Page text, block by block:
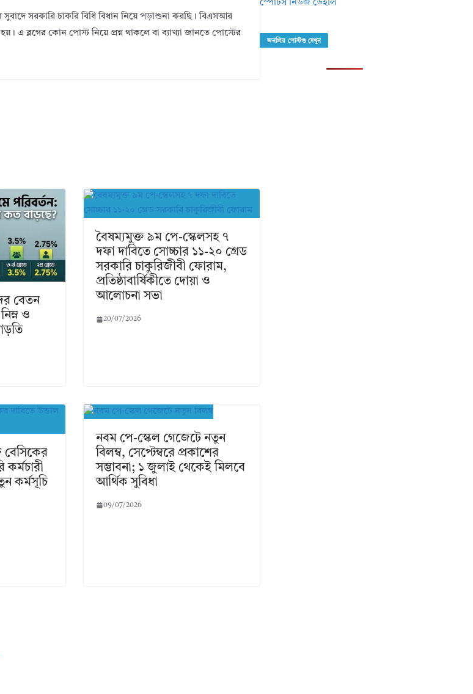
সরকারি চাকরি বিধি বিধান নিয়ে পড়াশুনা করছি। বিএসআর
এ ব্লগের কোন পোস্ট নিয়ে প্রশ্ন থাকলে বা ব্যাখ্যা জানতে পোস্টের
বেতন
ও
বৈষম্যমুক্ত ৯ম পে-স্কেলসহ ৭
দফা দাবিতে সোচ্চার ১১-২০ গ্রেড
সরকারি চাকুরিজীবী ফোরাম,
প্রতিষ্ঠাবার্ষিকীতে দোয়া ও
আলোচনা সভা
20/07/2026
বেসিকের
কর্মচারী
কর্মসূচি
নবম পে-স্কেল গেজেটে নতুন
বিলম্ব, সেপ্টেম্বরে প্রকাশের
সম্ভাবনা; ১ জুলাই থেকেই মিলবে
আর্থিক সুবিধা
09/07/2026
স্পোর্টস নিউজ ডেইলি
জনপ্রিয় পোস্টগু দেখুন